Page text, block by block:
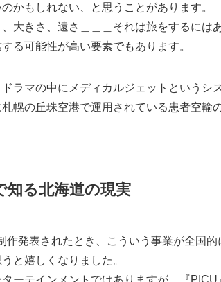
かもしれない、と思うことがあります。
大きさ、遠さ＿＿＿それは旅をするには
る可能性が高い要素でもあります。
ラマの中にメディカルジェットというシ
幌の丘珠空港で運用されている患者空輸
知る北海道の現実
作発表されたとき、こういう事業が全国
と嬉しくなりました。